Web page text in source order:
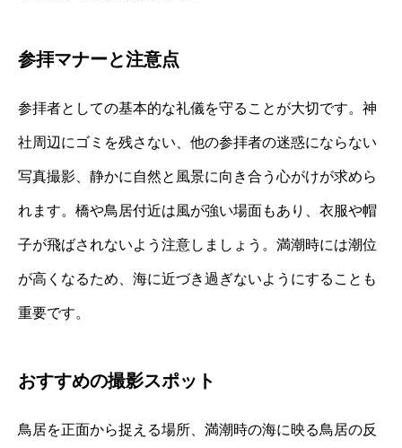
参拝マナーと注意点
参拝者としての基本的な礼儀を守ることが大切です。神
社周辺にゴミを残さない、他の参拝者の迷惑にならない
写真撮影、静かに自然と風景に向き合う心がけが求めら
れます。橋や鳥居付近は風が強い場面もあり、衣服や帽
子が飛ばされないよう注意しましょう。満潮時には潮位
が高くなるため、海に近づき過ぎないようにすることも
重要です。
おすすめの撮影スポット
鳥居を正面から捉える場所、満潮時の海に映る鳥居の反